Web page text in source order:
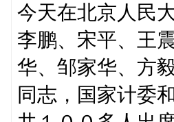
今天在北京人民
李鹏、宋平、王
华、邹家华、方
同志，国家计委